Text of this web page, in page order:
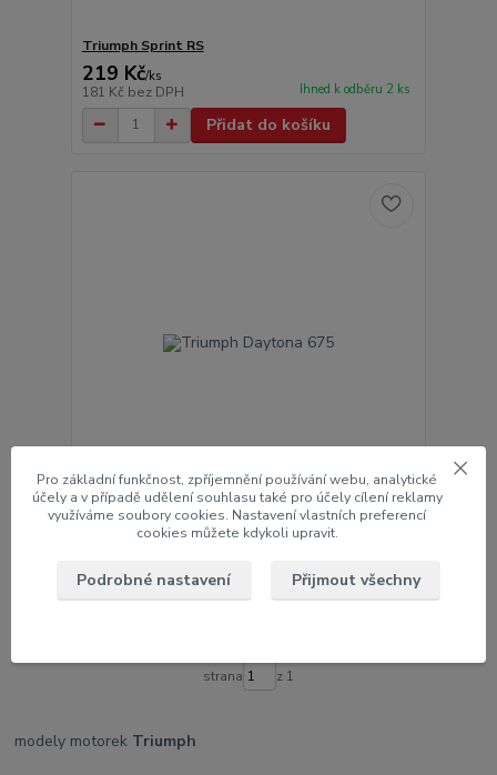
Triumph Sprint RS
219 Kč/ks
181 Kč bez DPH Ihned k odběru 2 ks
Přidat do košíku
Triumph Daytona 675
181 Kč bez DPH
Přidat do košíku
strana z 1
modely motorek Triumph
Pro základní funkčnost, zpříjemnění používání webu, analytické
účely a v případě udělení souhlasu také pro účely cílení reklamy
využíváme soubory cookies. Nastavení vlastních preferencí
cookies můžete kdykoli upravit.
Podrobné nastavení Přijmout všechny